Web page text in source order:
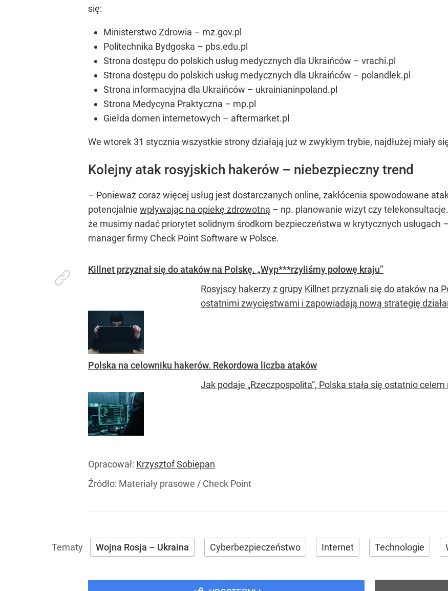
się:
Ministerstwo Zdrowia – mz.gov.pl
Politechnika Bydgoska – pbs.edu.pl
Strona dostępu do polskich usług medycznych dla Ukraińców – vrachi.pl
Strona dostępu do polskich usług medycznych dla Ukraińców – polandlek.pl
Strona informacyjna dla Ukraińców – ukrainianinpoland.pl
Strona Medycyna Praktyczna – mp.pl
Giełda domen internetowych – aftermarket.pl
We wtorek 31 stycznia wszystkie strony działają już w zwykłym trybie, najdłużej miały
Kolejny atak rosyjskich hakerów – niebezpieczny trend
– Ponieważ coraz więcej usług jest dostarczanych online, zakłócenia spowodowane
potencjalnie wpływając na opiekę zdrowotną – np. planowanie wizyt czy
że musimy nadać priorytet solidnym środkom bezpieczeństwa w krytycznych usługach
manager firmy Check Point Software w Polsce.
Killnet przyznał się do ataków na Polskę. „Wyp***rzyliśmy połowę kraju”
Rosyjscy hakerzy z grupy Killnet przyznali się do ataków na
ostatnimi zwycięstwami i zapowiadają nową strategię
Polska na celowniku hakerów. Rekordowa liczba ataków
Jak podaje „Rzeczpospolita”, Polska stała się ostatnio
Opracował: Krzysztof Sobiepan
Źródło: Materiały prasowe / Check Point
Wojna Rosja – Ukraina Cyberbezpieczeństwo Internet Technologie